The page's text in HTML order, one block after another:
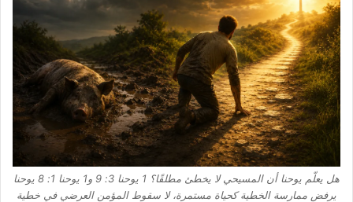
هل يعلّم يوحنا أن المسيحي لا يخطئ مطلقًا؟ 1 يوحنا 3: 9 و1 يوحنا 1: 8 يوحنا
يرفض ممارسة الخطية كحياة مستمرة، لا سقوط المؤمن العرضي في خطية